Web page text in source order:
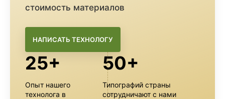
стоимость материалов
НАПИСАТЬ ТЕХНОЛОГУ
25+
Опыт нашего
технолога в
50+
Типографий страны
сотрудничают с нами